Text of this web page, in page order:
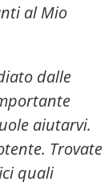
al Mio
dalle
aiutarvi.
Trovate
quali